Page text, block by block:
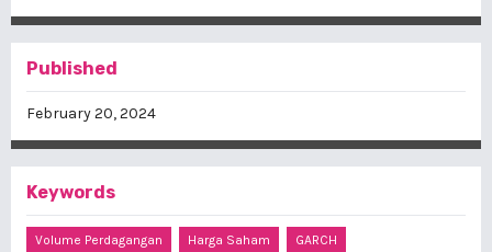
Published
February 20, 2024
Keywords
Volume Perdagangan Harga Saham GARCH